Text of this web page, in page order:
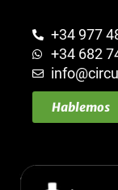
+34 977
+34 682
Hablemos